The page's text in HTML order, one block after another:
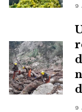
9
9